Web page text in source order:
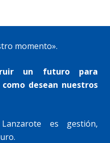
momento».
un futuro para
desean nuestros
es gestión,